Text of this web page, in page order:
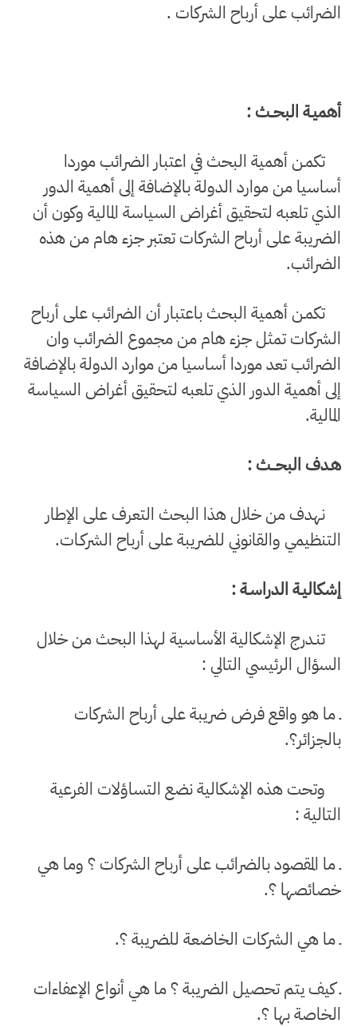
الضرائب على أرباح الشركات .
أهميـة البحــث :
تكمـن أهمية البحث في اعتبار الضرائب موردا
أساسيا من موارد الدولة بالإضافة إلى أهمية الدور
الذي تلعبه لتحقيق أغراض السياسة المالية وكون أن
الضريبة على أرباح الشركات تعتبر جزء هام من هذه
الضرائب.
تكمـن أهمية البحث باعتبار أن الضرائب على أرباح
الشركات تمثل جزء هام من مجموع الضرائب وان
الضرائب تعد موردا أساسيا من موارد الدولة بالإضافة
إلى أهمية الدور الذي تلعبه لتحقيق أغراض السياسة
المالية.
هـدف البحـــث :
نهدف من خلال هذا البحث التعرف على الإطار
التنظيمي والقانوني للضريبة على أرباح الشركـات.
إشكاليـة الدراسـة :
تنـدرج الإشكالية الأساسية لهذا البحث من خلال
السؤال الرئيسي التالي :
ـ ما هو واقع فرض ضريبة على أرباح الشركات
بالجزائر؟.
وتحت هذه الإشكالية نضع التساؤلات الفرعية
التالية :
ـ ما المقصود بالضرائب على أرباح الشركات ؟ وما هي
خصائصها ؟.
ـ ما هي الشركات الخاضعة للضريبة ؟.
ـ كيف يتم تحصيل الضريبة ؟ ما هي أنواع الإعفاءات
الخاصة بها ؟.